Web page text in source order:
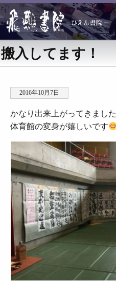
搬入してます！
2016年10月7日
かなり出来上がってきました
体育館の変身が嬉しいです